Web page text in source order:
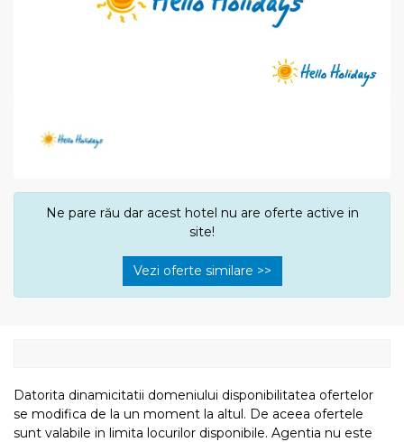
Ne pare rău dar acest hotel nu are oferte active in
site!
Vezi oferte similare >>
Datorita dinamicitatii domeniului disponibilitatea ofertelor
se modifica de la un moment la altul. De aceea ofertele
sunt valabile in limita locurilor disponibile. Agentia nu este